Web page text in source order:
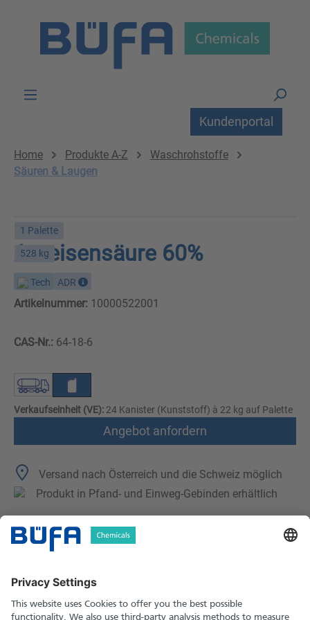
Kundenportal
Home Produkte A-Z
Waschrohstoffe
Säuren & Laugen
1 Palette
528 kg
Ameisensäure 60%
Tech ADR
Artikelnummer: 10000522001
CAS-Nr.: 64-18-6
Verkaufseinheit (VE): 24 Kanister (Kunststoff) à 22 kg auf Palette
Angebot anfordern
Versand nach Österreich und die Schweiz möglich
Produkt in Pfand- und Einweg-Gebinden erhältlich
Technische Merkmale
Sicherheitshinweise